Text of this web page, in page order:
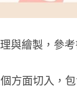
與繪製，參考
方面切入，